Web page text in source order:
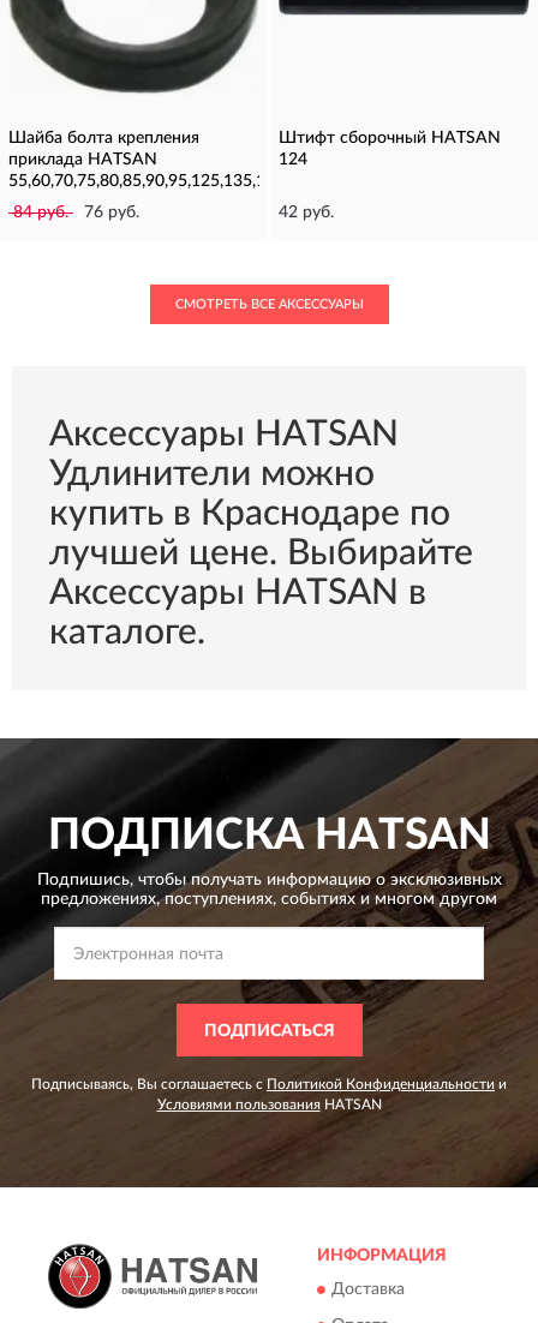
Шайба болта крепления
приклада HATSAN
55,60,70,75,80,85,90,95,125,135,100X,105X,150,155
84 руб.
76 руб.
Штифт сборочный HATSAN
124
42 руб.
СМОТРЕТЬ ВСЕ АКСЕССУАРЫ
Аксессуары HATSAN
Удлинители можно
купить в Краснодаре по
лучшей цене. Выбирайте
Аксессуары HATSAN в
каталоге.
ПОДПИСКАHATSAN
Подпишись, чтобы получать информацию о эксклюзивных
предложениях,поступлениях, событиях и многом другом
ПОДПИСАТЬСЯ
Подписываясь, Вы соглашаетесь с Политикой Конфиденциальности и
Условиями пользованияHATSAN
ИНФОРМАЦИЯ
Доставка